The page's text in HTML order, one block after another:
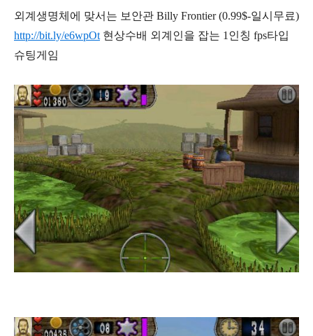
외계생명체에 맞서는 보안관 Billy Frontier (0.99$-일시무료)
http://bit.ly/e6wpOt 현상수배 외계인을 잡는 1인칭 fps타입
슈팅게임